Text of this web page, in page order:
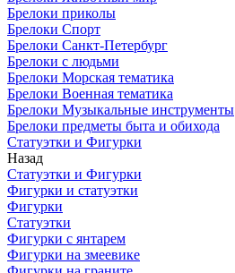
Брелоки приколы
Брелоки Спорт
Брелоки Санкт-Петербург
Брелоки с людьми
Брелоки Морская тематика
Брелоки Военная тематика
Брелоки Музыкальные инструменты
Брелоки предметы быта и обихода
Статуэтки и Фигурки
Назад
Статуэтки и Фигурки
Фигурки и статуэтки
Фигурки
Статуэтки
Фигурки с янтарем
Фигурки на змеевике